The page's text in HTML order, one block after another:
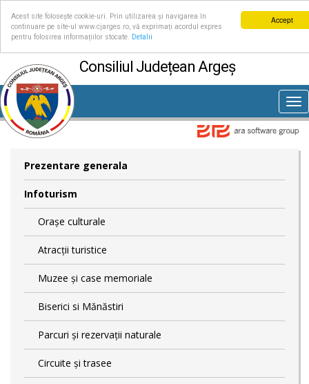
Accept
Acest site folosește cookie-uri. Prin utilizarea și navigarea în
continuare pe site-ul www.cjarges.ro, vă exprimați acordul expres
pentru folosirea informațiilor stocate.
Detalii
Consiliul Județean Argeș
Prezentare generala
Infoturism
Orașe culturale
Atracții turistice
Muzee și case memoriale
Biserici si Mănăstiri
Parcuri și rezervații naturale
Circuite și trasee